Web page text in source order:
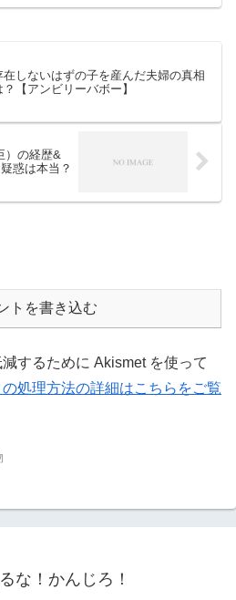
在しないはずの子を産んだ夫婦の真相
？【アンビリーバボー】
）の経歴&
惑は本当？
トを書き込む
するために Akismet を使って
処理方法の詳細はこちらをご覧
な！かんじろ！